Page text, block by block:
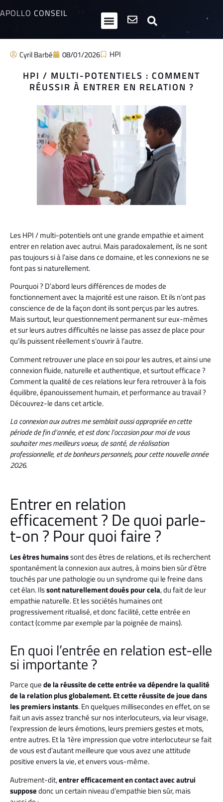
APOLLO CONSEIL
Cyril Barbé 08/01/2026 HPI
HPI / MULTI-POTENTIELS : COMMENT
RÉUSSIR À ENTRER EN RELATION ?
Les HPI / multi-potentiels ont une grande empathie et aiment
entrer en relation avec autrui. Mais paradoxalement, ils ne sont
pas toujours si à l’aise dans ce domaine, et les connexions ne se
font pas si naturellement.
Pourquoi ? D’abord leurs différences de modes de
fonctionnement avec la majorité est une raison. Et ils n’ont pas
conscience de de la façon dont ils sont perçus par les autres.
Mais surtout, leur questionnement permanent sur eux-mêmes
et sur leurs autres difficultés ne laisse pas assez de place pour
qu’ils puissent réellement s’ouvrir à l’autre.
Comment retrouver une place en soi pour les autres, et ainsi une
connexion fluide, naturelle et authentique, et surtout efficace ?
Comment la qualité de ces relations leur fera retrouver à la fois
équilibre, épanouissement humain, et performance au travail ?
Découvrez-le dans cet article.
La connexion aux autres me semblait aussi appropriée en cette
période de fin d’année, et est donc l’occasion pour moi de vous
souhaiter mes meilleurs voeux, de santé, de réalisation
professionnelle, et de bonheurs personnels, pour cette nouvelle année
2026.
Entrer en relation
efficacement ? De quoi parle-
t-on ? Pour quoi faire ?
Les êtres humainssont des êtres de relations, et ils recherchent
spontanément la connexion aux autres, à moins bien sûr d’être
touchés par une pathologie ou un syndrome qui le freine dans
cet élan. Ilssont naturellement doués pour cela, du fait de leur
empathie naturelle. Et les sociétés humaines ont
progressivement ritualisé, et donc facilité, cette entrée en
contact (comme par exemple par la poignée de mains).
En quoi l’entrée en relation est-elle
si importante ?
Parce quede la réussite de cette entrée va dépendre la qualité
dela relation plus globalement. Et cette réussite de joue dans
les premiers instants. En quelques millisecondes en effet, on se
fait un avis assez tranché sur nos interlocuteurs, via leur visage,
l’expression de leurs émotions, leurs premiers gestes et mots,
entre autres. Et la 1ère impression que votre interlocuteur se fait
de vous est d’autant meilleure que vous avez une attitude
positive envers la vie, et envers vous-même.
Autrement-dit,entrer efficacement en contact avec autrui
supposedonc un certain niveau d’empathie bien sûr, mais